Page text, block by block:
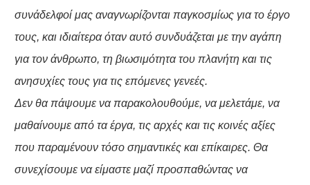
συνάδελφοί μας αναγνωρίζονται παγκοσμίως για το έργο
τους, και ιδιαίτερα όταν αυτό συνδυάζεται με την αγάπη
για τον άνθρωπο, τη βιωσιμότητα του πλανήτη και τις
ανησυχίες τους για τις επόμενες γενεές.
Δεν θα πάψουμε να παρακολουθούμε, να μελετάμε, να
μαθαίνουμε από τα έργα, τις αρχές και τις κοινές αξίες
που παραμένουν τόσο σημαντικές και επίκαιρες. Θα
συνεχίσουμε να είμαστε μαζί προσπαθώντας να